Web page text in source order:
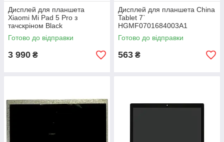
Дисплей для планшета
Xiaomi Mi Pad 5 Pro з
тачскріном Black
Готово до відправки
3 990 ₴
Дисплей для планшета China
Tablet 7`
HGMF0701684003A1
163X97мм 40pin 1024x600
Готово до відправки
563 ₴